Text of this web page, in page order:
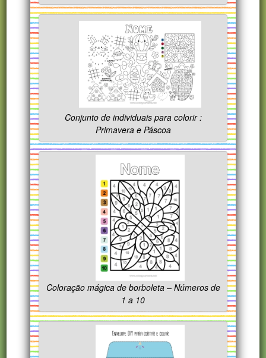
Conjunto de individuais para colorir :
Primavera e Páscoa
Coloração mágica de borboleta – Números de
1 a 10